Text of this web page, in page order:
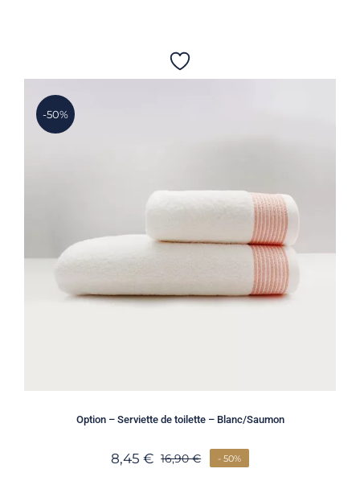
-50%
Option – Serviette de toilette – Blanc/Saumon
16,90€
8,45€ - 50%